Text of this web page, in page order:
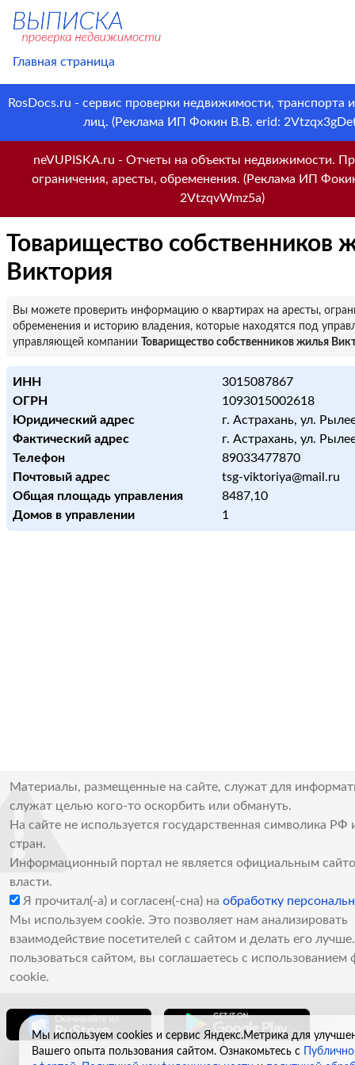
Главная страница
RosDocs.ru - сервис проверки недвижимости, транспорта
лиц. (Реклама ИП Фокин В.В. erid:
neVUPISKA.ru - Отчеты на объекты недвижимости.
ограничения, аресты, обременения. (Реклама ИП
2VtzqvWmz5a)
Товарищество собственников
Виктория
Вы можете проверить информацию о квартирах на аресты,
обременения и историю владения, которые находятся под
управляющей компании
Товарищество собственников жилья
ИНН
3015087867
ОГРН
1093015002618
Юридический адрес
г. Астрахань, ул.
Фактический адрес
г. Астрахань, ул.
Телефон
89033477870
Почтовый адрес
tsg-viktoriya@mail.ru
Общая площадь управления
8487,10
Домов в управлении
1
Материалы, размещенные на сайте, служат для
служат целью кого-то оскорбить или обмануть.
На сайте не используется государственная символика РФ
стран.
Информационный портал не является официальным
власти.
Я прочитал(-а) и согласен(-сна) на обработку
Мы используем cookie. Это позволяет нам анализировать
взаимодействие посетителей с сайтом и делать его
пользоваться сайтом, вы соглашаетесь с использованием
cookie.
Мы используем cookies и сервис Яндекс.Метрика для
Вашего опыта пользования сайтом. Ознакомьтесь с